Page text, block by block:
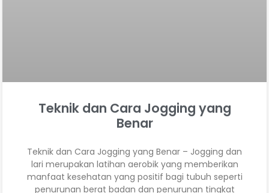
Teknik dan Cara Jogging yang
Benar
Teknik dan Cara Jogging yang Benar – Jogging dan
lari merupakan latihan aerobik yang memberikan
manfaat kesehatan yang positif bagi tubuh seperti
penurunan berat badan dan penurunan tingkat